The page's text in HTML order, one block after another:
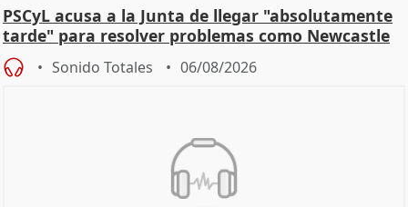
PSCyL acusa a la Junta de llegar "absolutamente
tarde" para resolver problemas como Newcastle
Sonido Totales 06/08/2026